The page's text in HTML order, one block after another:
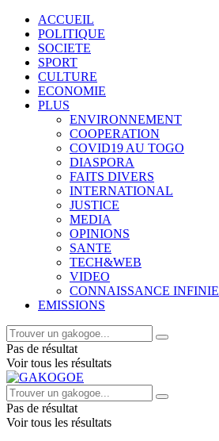
ACCUEIL
POLITIQUE
SOCIETE
SPORT
CULTURE
ECONOMIE
PLUS
ENVIRONNEMENT
COOPERATION
COVID19 AU TOGO
DIASPORA
FAITS DIVERS
INTERNATIONAL
JUSTICE
MEDIA
OPINIONS
SANTE
TECH&WEB
VIDEO
CONNAISSANCE INFINIE
EMISSIONS
Pas de résultat
Voir tous les résultats
Pas de résultat
Voir tous les résultats